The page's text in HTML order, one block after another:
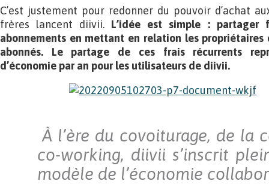
C’est justement pour redonner du pouvoir d’achat
frères lancent diivii. L’idée est simple : partager
abonnements en mettant en relation les propriétaires
abonnés. Le partage de ces frais récurrents
d’économie par an pour les utilisateurs de diivii.
À l’ère du covoiturage, de la
co-working, diivii s’inscrit
modèle de l’économie